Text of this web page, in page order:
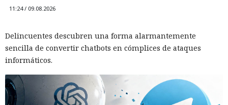
similar podría afectar a entornos en la nube y virtualizados,
AMD e Intel recibieron información sobre el ataque el 5 de
febrero de 2026 y confirmaron el comportamiento de los
procesadores que subyace en él. AMD informó planes para
cerrar el problema mediante un cambio en el núcleo; Intel
no considera necesario un parche independiente. Entre las
medidas propuestas está volver a limpiar el predictor
11:24 / 09.08.2026
Delincuentes descubren una forma alarmantemente
sencilla de convertir chatbots en cómplices de ataques
informáticos.